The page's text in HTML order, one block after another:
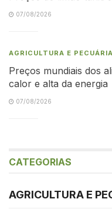
07/08/2026
AGRICULTURA E PECUÁRIA
Preços mundiais dos
calor e alta da energia
07/08/2026
CATEGORIAS
AGRICULTURA E